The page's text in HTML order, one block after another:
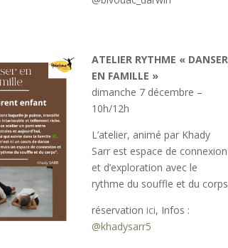
ATELIER RYTHME « DANSER
EN FAMILLE »
dimanche 7 décembre –
10h/12h
L’atelier, animé par Khady
Sarr est espace de connexion
et d’exploration avec le
rythme du souffle et du corps
réservation ici, Infos :
@khadysarr5